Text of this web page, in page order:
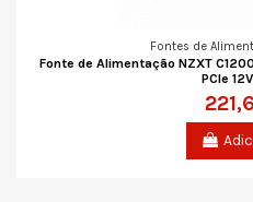
Fontes de
Fonte de Alimentação NZXT
PCIe